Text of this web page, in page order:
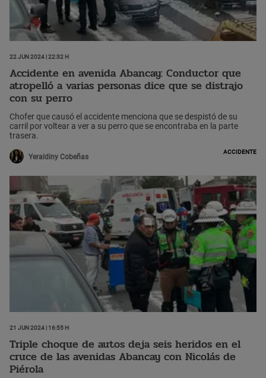
22 Jun 2024 | 22:32 h
Accidente en avenida Abancay: Conductor que
atropelló a varias personas dice que se distrajo
con su perro
Chofer que causó el accidente menciona que se despistó de su
carril por voltear a ver a su perro que se encontraba en la parte
trasera.
Yeraldiny Cobeñas
Accidente
21 Jun 2024 | 16:55 h
Triple choque de autos deja seis heridos en el
cruce de las avenidas Abancay con Nicolás de
Piérola